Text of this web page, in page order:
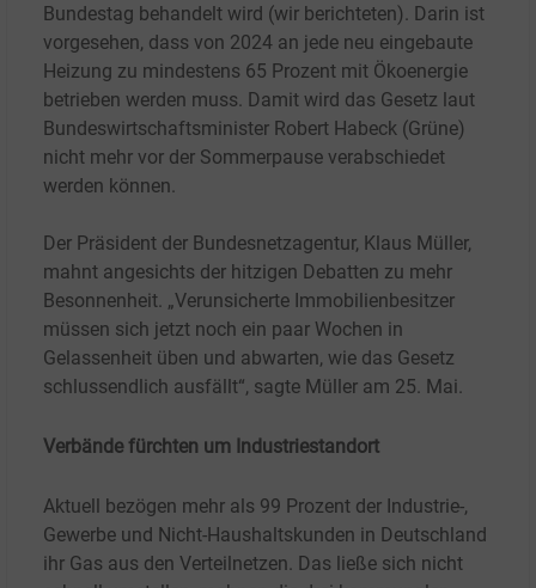
Bundestag behandelt wird (wir berichteten). Darin ist
vorgesehen, dass von 2024 an jede neu eingebaute
Heizung zu mindestens 65 Prozent mit Ökoenergie
betrieben werden muss. Damit wird das Gesetz laut
Bundeswirtschaftsminister Robert Habeck (Grüne)
nicht mehr vor der Sommerpause verabschiedet
werden können.
Der Präsident der Bundesnetzagentur, Klaus Müller,
mahnt angesichts der hitzigen Debatten zu mehr
Besonnenheit. „Verunsicherte Immobilienbesitzer
müssen sich jetzt noch ein paar Wochen in
Gelassenheit üben und abwarten, wie das Gesetz
schlussendlich ausfällt“, sagte Müller am 25. Mai.
Verbände fürchten um Industriestandort
Aktuell bezögen mehr als 99 Prozent der Industrie-,
Gewerbe und Nicht-Haushaltskunden in Deutschland
ihr Gas aus den Verteilnetzen. Das ließe sich nicht